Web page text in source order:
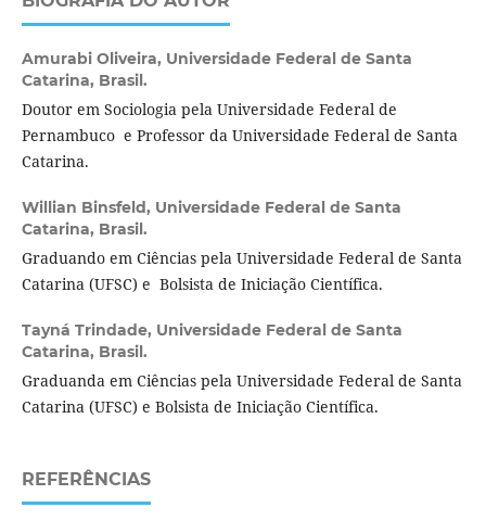
Amurabi Oliveira, Universidade Federal de Santa
Catarina, Brasil.
Doutor em Sociologia pela Universidade Federal de
Pernambuco e Professor da Universidade Federal de Santa
Catarina.
Willian Binsfeld, Universidade Federal de Santa
Catarina, Brasil.
Graduando em Ciências pela Universidade Federal de Santa
Catarina (UFSC) e Bolsista de Iniciação Científica.
Tayná Trindade, Universidade Federal de Santa
Catarina, Brasil.
Graduanda em Ciências pela Universidade Federal de Santa
Catarina (UFSC) e Bolsista de Iniciação Científica.
REFERÊNCIAS